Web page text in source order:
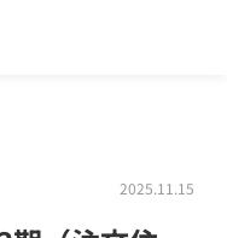
2025.11.15